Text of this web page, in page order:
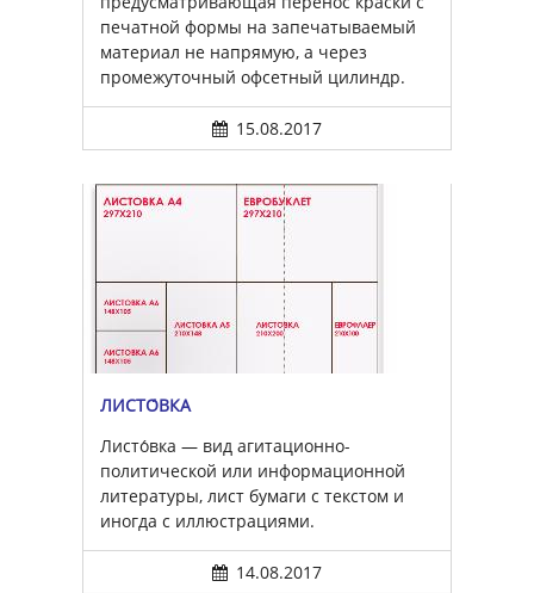
печатной формы на запечатываемый
материал не напрямую, а через
промежуточный офсетный цилиндр.
15.08.2017
ЛИСТО́ВКА
Листо́вка — вид агитационно-
политической или информационной
литературы, лист бумаги с текстом и
иногда с иллюстрациями.
14.08.2017